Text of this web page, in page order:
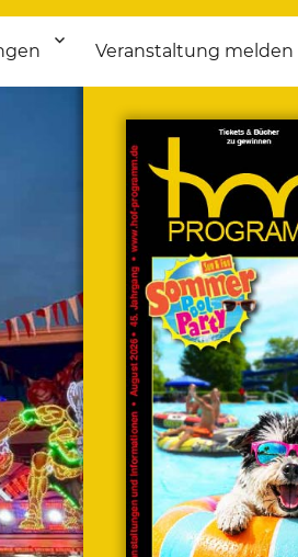
Veranstaltung melden